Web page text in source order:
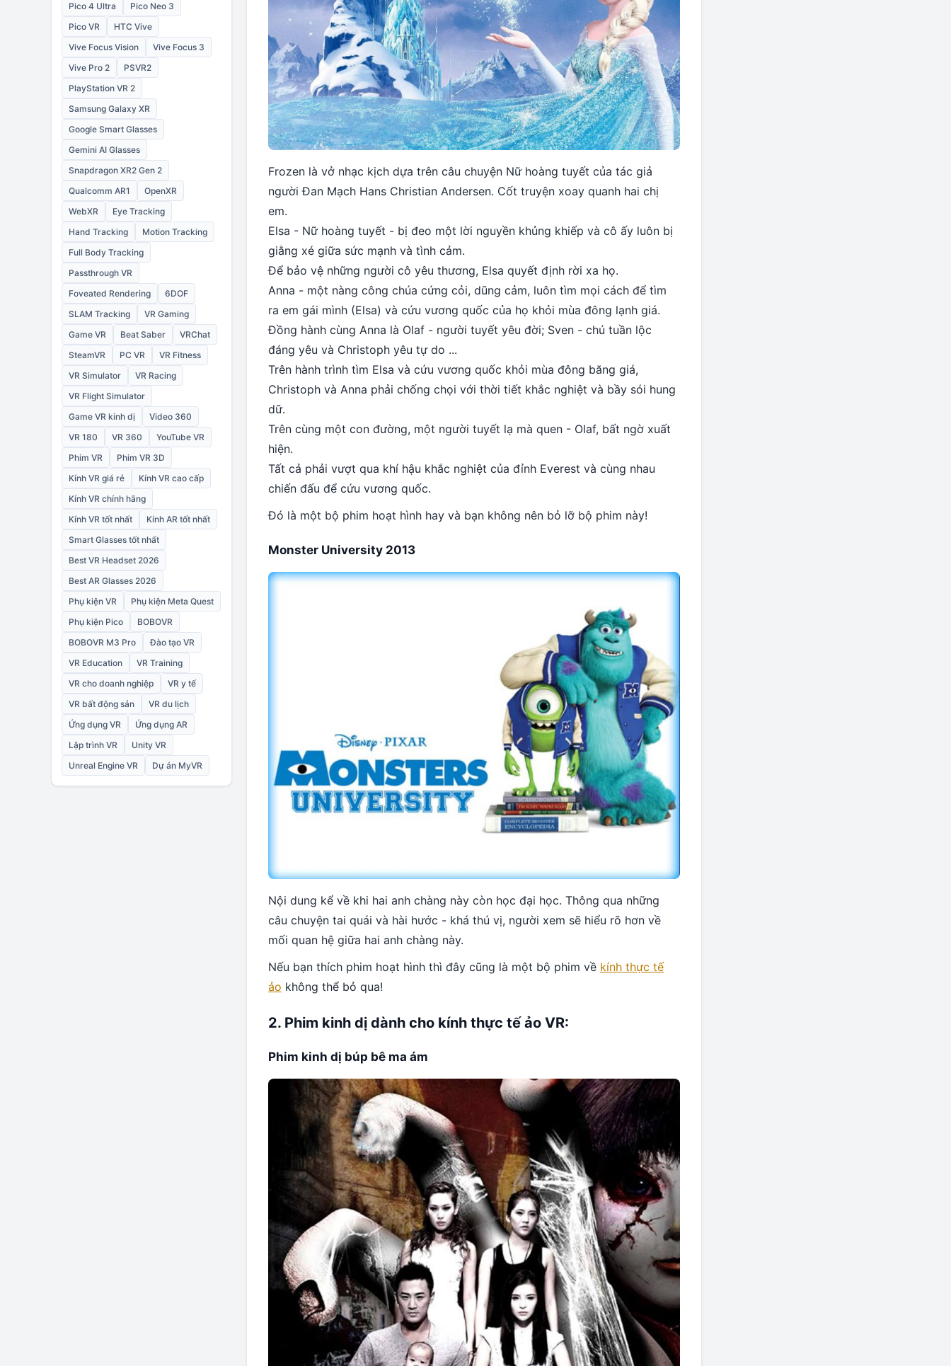
Pico 4 Ultra
Pico Neo 3
Pico VR
HTC Vive
Vive Focus Vision
Vive Focus 3
Vive Pro 2
PSVR2
PlayStation VR 2
Samsung Galaxy XR
Google Smart Glasses
Gemini AI Glasses
Snapdragon XR2 Gen 2
Qualcomm AR1
OpenXR
WebXR
Eye Tracking
Hand Tracking
Motion Tracking
Full Body Tracking
Passthrough VR
Foveated Rendering
6DOF
SLAM Tracking
VR Gaming
Game VR
Beat Saber
VRChat
SteamVR
PC VR
VR Fitness
VR Simulator
VR Racing
VR Flight Simulator
Game VR kinh dị
Video 360
VR 180
VR 360
YouTube VR
Phim VR
Phim VR 3D
Kính VR giá rẻ
Kính VR cao cấp
Kính VR chính hãng
Kính VR tốt nhất
Kính AR tốt nhất
Smart Glasses tốt nhất
Best VR Headset 2026
Best AR Glasses 2026
Phụ kiện VR
Phụ kiện Meta Quest
Phụ kiện Pico
BOBOVR
BOBOVR M3 Pro
Đào tạo VR
VR Education
VR Training
VR cho doanh nghiệp
VR y tế
VR bất động sản
VR du lịch
Ứng dụng VR
Ứng dụng AR
Lập trình VR
Unity VR
Unreal Engine VR
Dự án MyVR
Frozen là vở nhạc kịch dựa trên câu chuyện Nữ hoàng tuyết của tác giả
người Đan Mạch Hans Christian Andersen. Cốt truyện xoay quanh hai chị
em.
Elsa - Nữ hoàng tuyết - bị đeo một lời nguyền khủng khiếp và cô ấy luôn bị
giằng xé giữa sức mạnh và tình cảm.
Để bảo vệ những người cô yêu thương, Elsa quyết định rời xa họ.
Anna - một nàng công chúa cứng cỏi, dũng cảm, luôn tìm mọi cách để tìm
ra em gái mình (Elsa) và cứu vương quốc của họ khỏi mùa đông lạnh giá.
Đồng hành cùng Anna là Olaf - người tuyết yêu đời; Sven - chú tuần lộc
đáng yêu và Christoph yêu tự do ...
Trên hành trình tìm Elsa và cứu vương quốc khỏi mùa đông băng giá,
Christoph và Anna phải chống chọi với thời tiết khắc nghiệt và bầy sói hung
dữ.
Trên cùng một con đường, một người tuyết lạ mà quen - Olaf, bất ngờ xuất
hiện.
Tất cả phải vượt qua khí hậu khắc nghiệt của đỉnh Everest và cùng nhau
chiến đấu để cứu vương quốc.
Đó là một bộ phim hoạt hình hay và bạn không nên bỏ lỡ bộ phim này!
Monster University 2013
Nội dung kể về khi hai anh chàng này còn học đại học. Thông qua những
câu chuyện tai quái và hài hước - khá thú vị, người xem sẽ hiểu rõ hơn về
mối quan hệ giữa hai anh chàng này.
Nếu bạn thích phim hoạt hình thì đây cũng là một bộ phim về kính thực tế
ảo không thể bỏ qua!
2. Phim kinh dị dành cho kính thực tế ảo VR:
Phim kinh dị búp bê ma ám